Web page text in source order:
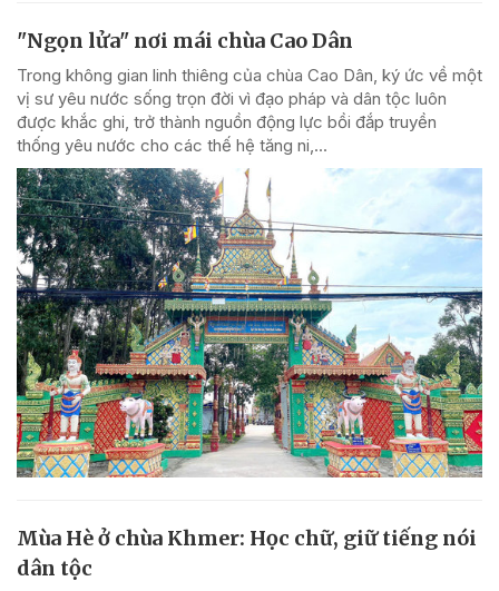
"Ngọn lửa" nơi mái chùa Cao Dân
Trong không gian linh thiêng của chùa Cao Dân, ký ức về một
vị sư yêu nước sống trọn đời vì đạo pháp và dân tộc luôn
được khắc ghi, trở thành nguồn động lực bồi đắp truyền
thống yêu nước cho các thế hệ tăng ni,...
Mùa Hè ở chùa Khmer: Học chữ, giữ tiếng nói
dân tộc